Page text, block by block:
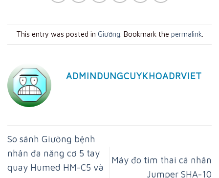
This entry was posted in Giường . Bookmark the permalink
ADMINDUNGCUYKHOADRVIET
So sánh Giường bệnh
nhân đa năng cơ 5 tay
quay Humed HM-C5 và
Máy đo tim thai cá nhân
Jumper SHA-10